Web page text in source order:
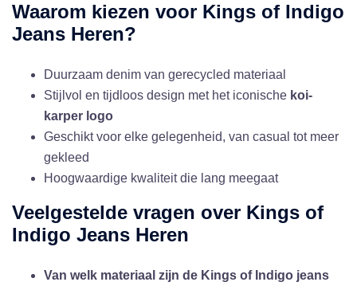
Waarom kiezen voor Kings of Indigo
Jeans Heren?
Duurzaam denim van gerecycled materiaal
Stijlvol en tijdloos design met het iconische koi-
karper logo
Geschikt voor elke gelegenheid, van casual tot meer
gekleed
Hoogwaardige kwaliteit die lang meegaat
Veelgestelde vragen over Kings of
Indigo Jeans Heren
Van welk materiaal zijn de Kings of Indigo jeans